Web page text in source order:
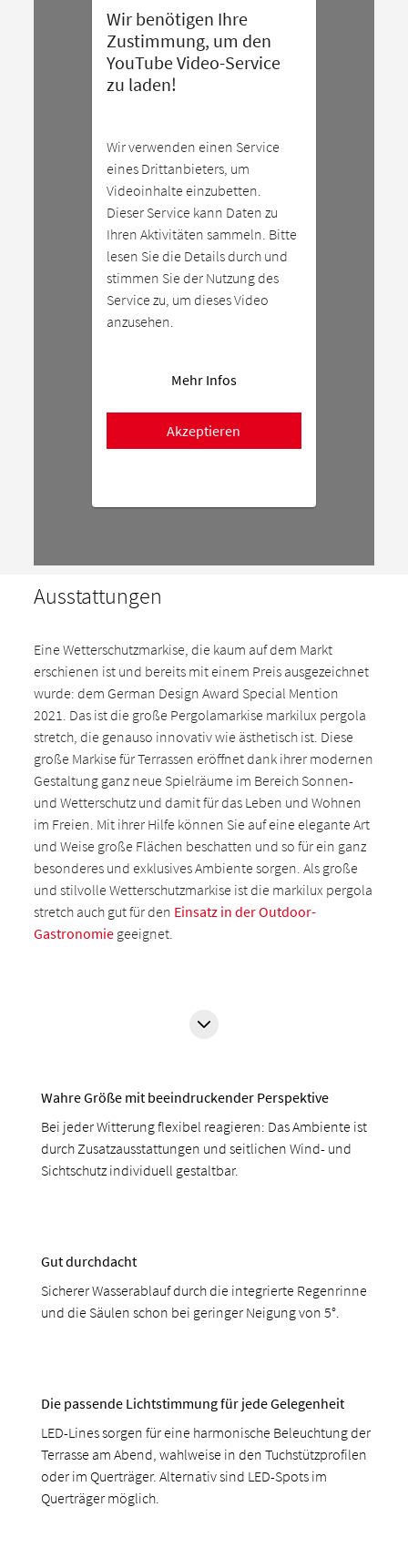
Wir benötigen Ihre
Zustimmung, um den
YouTube Video-Service
zu laden!
Wir verwenden einen Service
eines Drittanbieters, um
Videoinhalte einzubetten.
Dieser Service kann Daten zu
Ihren Aktivitäten sammeln. Bitte
lesen Sie die Details durch und
stimmen Sie der Nutzung des
Service zu, um dieses Video
anzusehen.
Mehr Infos
Akzeptieren
Ausstattungen
Eine Wetterschutzmarkise, die kaum auf dem Markt
erschienen ist und bereits mit einem Preis ausgezeichnet
wurde: dem German Design Award Special Mention
2021. Das ist die große Pergolamarkise markilux pergola
stretch, die genauso innovativ wie ästhetisch ist. Diese
große Markise für Terrassen eröffnet dank ihrer modernen
Gestaltung ganz neue Spielräume im Bereich Sonnen-
und Wetterschutz und damit für das Leben und Wohnen
im Freien. Mit ihrer Hilfe können Sie auf eine elegante Art
und Weise große Flächen beschatten und so für ein ganz
besonderes und exklusives Ambiente sorgen. Als große
und stilvolle Wetterschutzmarkise ist die markilux pergola
stretch auch gut für den Einsatz in der Outdoor-
Gastronomie geeignet.
Wahre Größe mit beeindruckender Perspektive
Bei jeder Witterung flexibel reagieren: Das Ambiente ist
durch Zusatzausstattungen und seitlichen Wind- und
Sichtschutz individuell gestaltbar.
Gut durchdacht
Sicherer Wasserablauf durch die integrierte Regenrinne
und die Säulen schon bei geringer Neigung von 5°.
Die passende Lichtstimmung für jede Gelegenheit
LED-Lines sorgen für eine harmonische Beleuchtung der
Terrasse am Abend, wahlweise in den Tuchstützprofilen
oder im Querträger. Alternativ sind LED-Spots im
Querträger möglich.